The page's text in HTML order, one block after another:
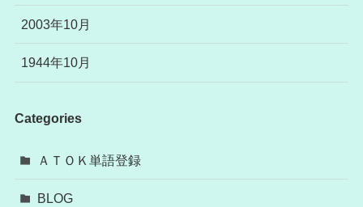
2003年10月
1944年10月
Categories
ＡＴＯＫ単語登録
BLOG